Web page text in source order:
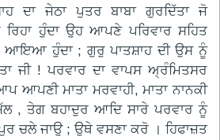
ਦਾ ਜੇਠਾ ਪੁਤਰ ਬਾਬਾ ਗੁਰਦਿੱਤਾ ਜੋ
ਰਿਹਾ ਹੁੰਦਾ ਉਹ ਆਪਣੇ ਪਰਿਵਾਰ ਸਹਿਤ
ਆਇਆ ਹੁੰਦਾ ; ਗੁਰੁ ਪਾਤਸ਼ਾਹ ਦੀ ਉਸ ਨੂੰ
ਜੀ ! ਪਰਵਾਰ ਦਾ ਵਾਪਸ ਅ੍ਰੰਮਿਤਸਰ
ਆਪਣੀ ਮਾਤਾ ਮਰਵਾਹੀ, ਮਾਤਾ ਨਾਨਕੀ
, ਤੇਗ ਬਹਾਦੁਰ ਆਦਿ ਸਾਰੇ ਪਰਵਾਰ ਨੂੰ
ਚਲੇ ਜਾਉ ; ਉਥੇ ਵਸਣਾ ਕਰੋ । ਹਿਫਾਜ਼ਤ